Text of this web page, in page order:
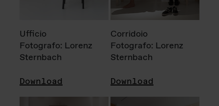
Ufficio
Fotografo: Lorenz
Sternbach
Download
Corridoio
Fotografo: Lorenz
Sternbach
Download